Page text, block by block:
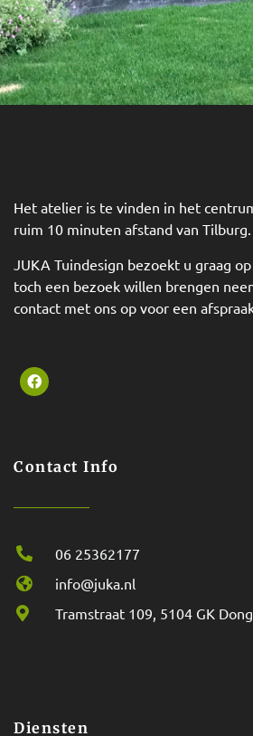
Het atelier is te vinden in het
ruim 10 minuten afstand van Tilburg.
JUKA Tuindesign bezoekt u graag
toch een bezoek willen brengen
contact met ons op voor een
Contact Info
06 25362177
info@juka.nl
Tramstraat 109, 5104 GK
Diensten